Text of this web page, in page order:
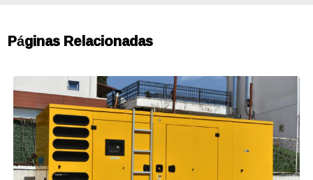
Páginas Relacionadas